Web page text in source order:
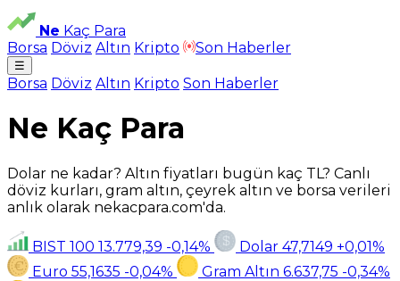
Ne Kaç Para
Borsa Döviz Altın Kripto Son Haberler
☰
Borsa Döviz Altın Kripto Son Haberler
Ne Kaç Para
Dolar ne kadar? Altın fiyatları bugün kaç TL? Canlı
döviz kurları, gram altın, çeyrek altın ve borsa verileri
anlık olarak nekacpara.com'da.
BIST 100 13.779,39 -0,14% Dolar 47,7149 +0,01%
Euro 55,1635 -0,04% Gram Altın 6.637,75 -0,34%